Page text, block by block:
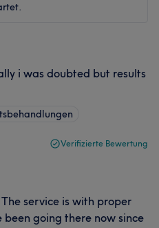
i was doubted but results
Verifizierte Bewertung
service is with proper
been going there now since